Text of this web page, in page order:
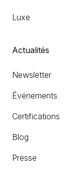
Luxe
Actualités
Newsletter
Événements
Certifications
Blog
Presse